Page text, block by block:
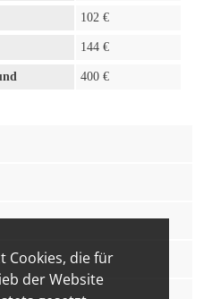
Cookies, die für
der Website
102 €
144 €
400 €